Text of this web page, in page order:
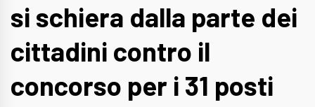
si schiera dalla parte dei
cittadini contro il
concorso per i 31 posti